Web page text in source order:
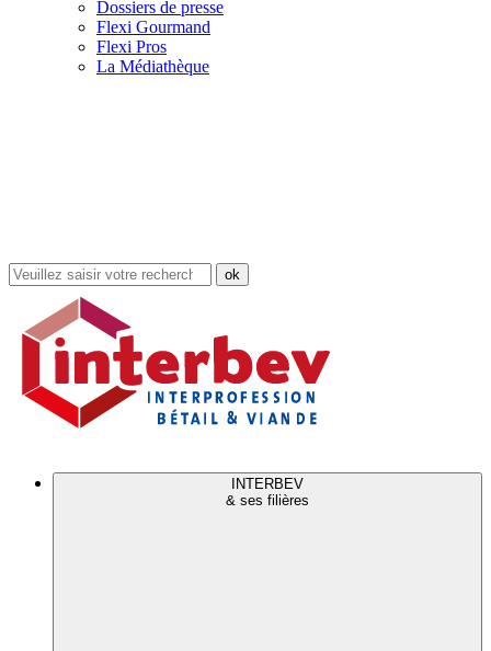
Dossiers de presse
Flexi Gourmand
Flexi Pros
La Médiathèque
Rechercher
dans
site
INTERBEV
& ses filières